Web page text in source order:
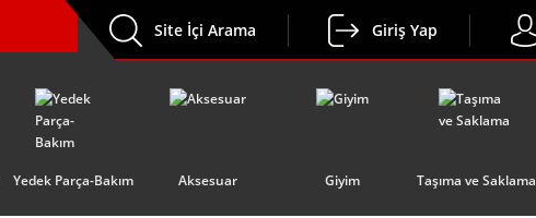
Site İçi Arama Giriş Yap
Yedek Parça-Bakım Aksesuar Giyim Taşıma ve Saklama